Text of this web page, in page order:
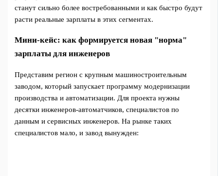
станут сильно более востребованными и как быстро будут
расти реальные зарплаты в этих сегментах.
Мини-кейс: как формируется новая "норма"
зарплаты для инженеров
Представим регион с крупным машиностроительным
заводом, который запускает программу модернизации
производства и автоматизации. Для проекта нужны
десятки инженеров-автоматчиков, специалистов по
данным и сервисных инженеров. На рынке таких
специалистов мало, и завод вынужден: